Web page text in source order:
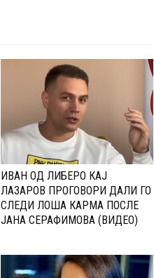
ИВАН ОД ЛИБЕРО КАЈ
ЛАЗАРОВ ПРОГОВОРИ ДАЛИ ГО
СЛЕДИ ЛОША КАРМА ПОСЛЕ
ЈАНА СЕРАФИМОВА (ВИДЕО)